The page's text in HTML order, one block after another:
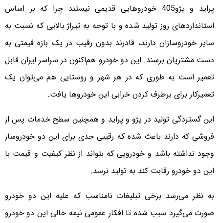
پراید و پژو‌405 خودروهایی قدیمی نیستند چرا که بر اساس
استانداردهای روز تولید شده و با توجه به تیراژ بالایی که نسبت به
سایر خودروسازان دارند، قادرند بدون رقیب در یک بازه قیمتی به
دست مشتریان برسند. این دو خودرو هم‌اکنون در سراسر ایران قابل
تعمیر است به طوری که در هر شهر و روستایی هم می‌توان یک
تعمیرکار برای برطرف کردن خرابی این خودروها یافت.
این گستردگی تولید در پژو و پراید و همچنین سطح خدمات پس از
فروشی که دارند باعث شده که رقیبی جدی برای این دو خودرو‌‌ساز
وجود نداشته باشد و خودرویی که بتواند از نظر کیفیت و قیمت با
این دو خودرو رقابت کند به تولید نرسد.
به نظر می‌رسد برخی تبلیغات نامناسب که علیه این دو خودرو
صورت می‌گیرد سبب شده تا افکار عمومی نیمه خالی این دو خودرو